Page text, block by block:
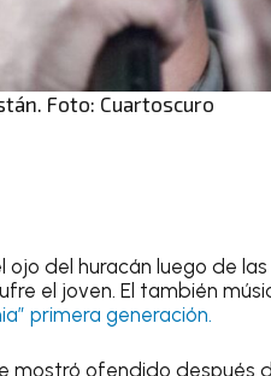
Foto: Cuartoscuro
ojo del huracán luego de
el joven. El también
primera generación.
mostró ofendido después